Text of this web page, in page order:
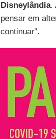
Disneylândia.
pensar em
continuar".